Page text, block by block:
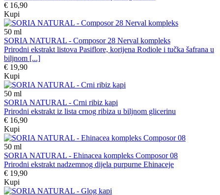
€ 16,90
Kupi
50 ml
SORIA NATURAL - Composor 28 Nerval kompleks
Prirodni ekstrakt listova Pasiflore, korijena Rodiole i tučka šafrana u
biljnom [...]
€ 19,90
Kupi
50 ml
SORIA NATURAL - Crni ribiz kapi
Prirodni ekstrakt iz lista crnog ribiza u biljnom glicerinu
€ 16,90
Kupi
50 ml
SORIA NATURAL - Ehinacea kompleks Composor 08
Prirodni ekstrakt nadzemnog dijela purpurne Ehinaceje
€ 19,90
Kupi